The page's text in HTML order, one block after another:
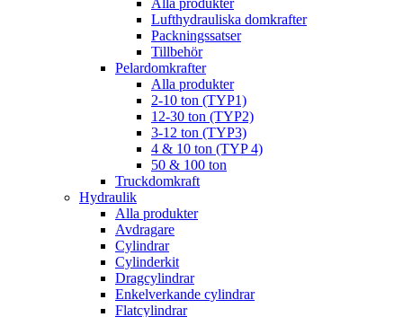
Alla produkter
Lufthydrauliska domkrafter
Packningssatser
Tillbehör
Pelardomkrafter
Alla produkter
2-10 ton (TYP1)
12-30 ton (TYP2)
3-12 ton (TYP3)
4 & 10 ton (TYP 4)
50 & 100 ton
Truckdomkraft
Hydraulik
Alla produkter
Avdragare
Cylindrar
Cylinderkit
Dragcylindrar
Enkelverkande cylindrar
Flatcylindrar